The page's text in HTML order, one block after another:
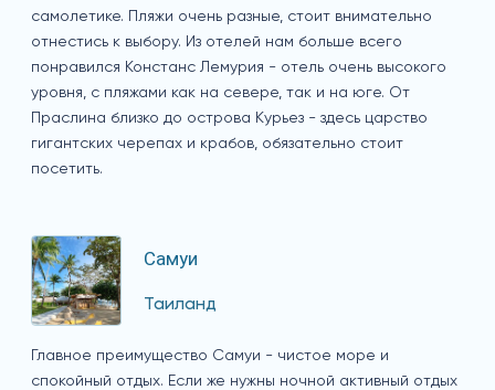
самолетике. Пляжи очень разные, стоит внимательно
отнестись к выбору. Из отелей нам больше всего
понравился Констанс Лемурия - отель очень высокого
уровня, с пляжами как на севере, так и на юге. От
Праслина близко до острова Курьез - здесь царство
гигантских черепах и крабов, обязательно стоит
посетить.
Самуи
Таиланд
Главное преимущество Самуи - чистое море и
спокойный отдых. Если же нужны ночной активный отдых